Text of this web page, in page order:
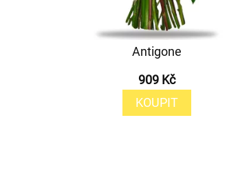
Antigone
909 Kč
KOUPIT